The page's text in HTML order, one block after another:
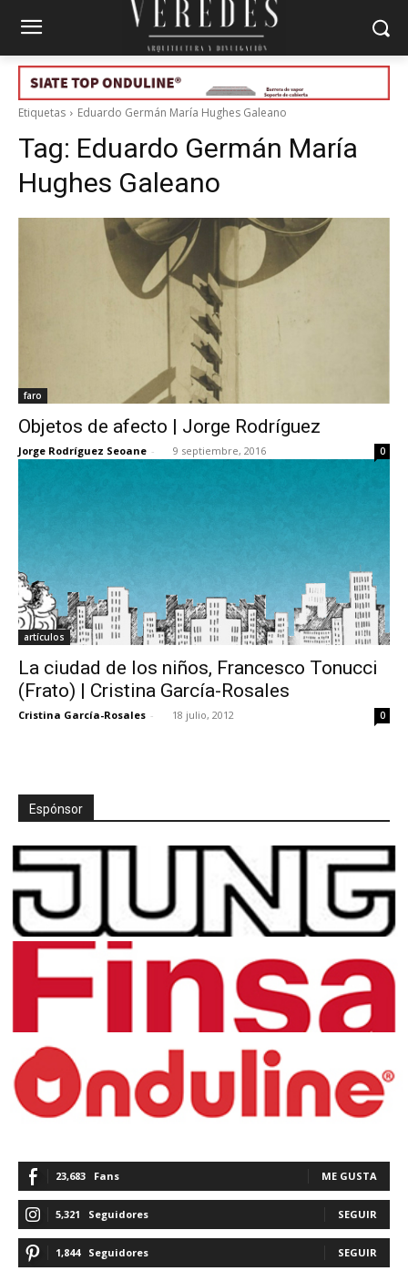
Etiquetas Eduardo Germán María Hughes Galeano
Tag: Eduardo Germán María
Hughes Galeano
faro
Objetos de afecto | Jorge Rodríguez
Jorge Rodríguez Seoane - 9 septiembre, 2016 0
artículos
La ciudad de los niños, Francesco Tonucci
(Frato) | Cristina García-Rosales
Cristina García-Rosales - 18 julio, 2012 0
Espónsor
23,683 Fans ME GUSTA
5,321 Seguidores SEGUIR
1,844 Seguidores SEGUIR